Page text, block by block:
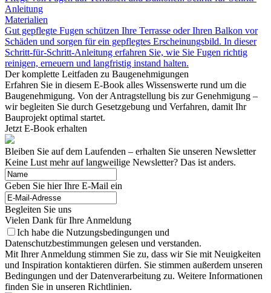
Anleitung
Materialien
Gut gepflegte Fugen schützen Ihre Terrasse oder Ihren Balkon vor
Schäden und sorgen für ein gepflegtes Erscheinungsbild. In dieser
Schritt-für-Schritt-Anleitung erfahren Sie, wie Sie Fugen richtig
reinigen, erneuern und langfristig instand halten.
Der komplette Leitfaden zu Baugenehmigungen
Erfahren Sie in diesem E-Book alles Wissenswerte rund um die
Baugenehmigung. Von der Antragstellung bis zur Genehmigung –
wir begleiten Sie durch Gesetzgebung und Verfahren, damit Ihr
Bauprojekt optimal startet.
Jetzt E-Book erhalten
Bleiben Sie auf dem Laufenden – erhalten Sie unseren Newsletter
Keine Lust mehr auf langweilige Newsletter? Das ist anders.
Geben Sie hier Ihre E-Mail ein
Begleiten Sie uns
Vielen Dank für Ihre Anmeldung
Ich habe die Nutzungsbedingungen und
Datenschutzbestimmungen gelesen und verstanden.
Mit Ihrer Anmeldung stimmen Sie zu, dass wir Sie mit Neuigkeiten
und Inspiration kontaktieren dürfen. Sie stimmen außerdem unseren
Bedingungen und der Datenverarbeitung zu. Weitere Informationen
finden Sie in unseren Richtlinien.